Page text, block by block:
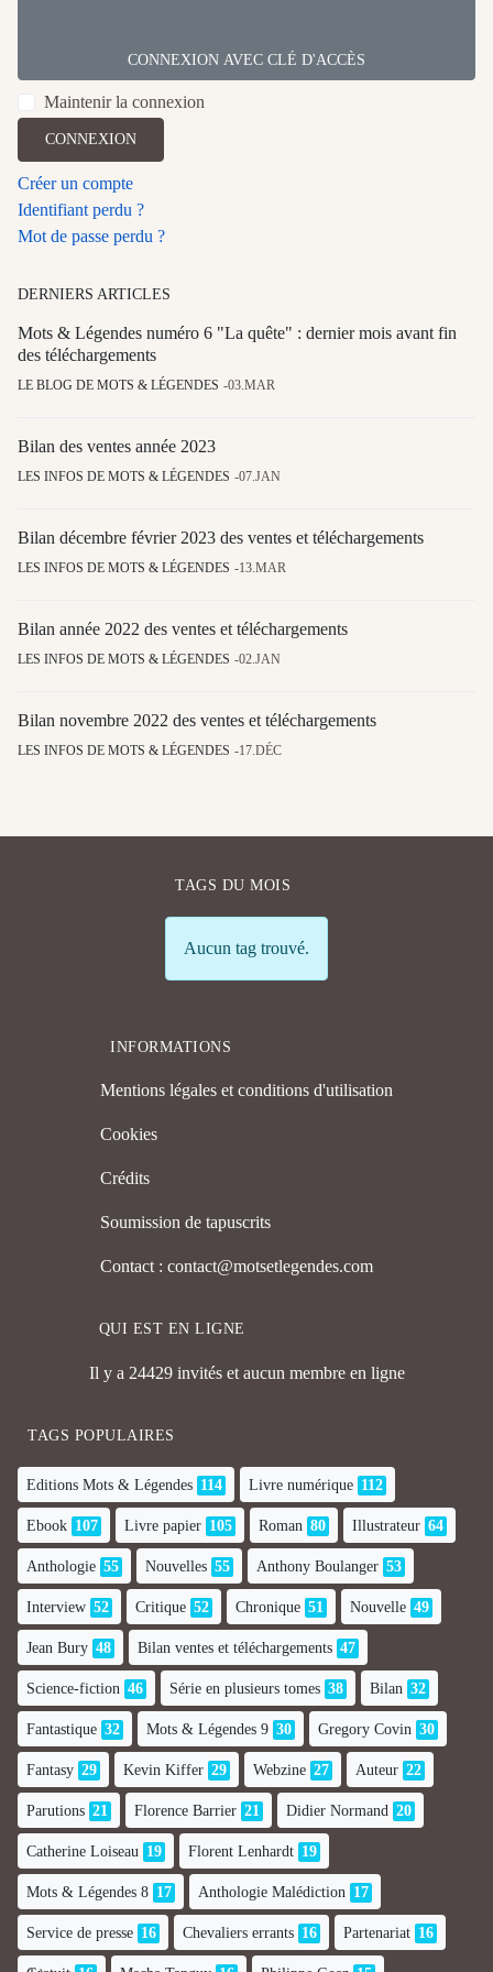
CONNEXION AVEC CLÉ D'ACCÈS
Maintenir la connexion
CONNEXION
Créer un compte
Identifiant perdu ?
Mot de passe perdu ?
DERNIERS ARTICLES
Mots & Légendes numéro 6 "La quête" : dernier mois avant fin
des téléchargements
LE BLOG DE MOTS & LÉGENDES 03.MAR
Bilan des ventes année 2023
LES INFOS DE MOTS & LÉGENDES 07.JAN
Bilan décembre février 2023 des ventes et téléchargements
LES INFOS DE MOTS & LÉGENDES 13.MAR
Bilan année 2022 des ventes et téléchargements
LES INFOS DE MOTS & LÉGENDES 02.JAN
Bilan novembre 2022 des ventes et téléchargements
LES INFOS DE MOTS & LÉGENDES 17.DÉC
TAGS DU MOIS
Info
Aucun tag trouvé.
INFORMATIONS
Mentions légales et conditions d'utilisation
Cookies
Crédits
Soumission de tapuscrits
Contact : contact@motsetlegendes.com
QUI EST EN LIGNE
Il y a 24429 invités et aucun membre en ligne
TAGS POPULAIRES
Editions Mots & Légendes 114 Livre numérique 112
Ebook 107 Livre papier 105 Roman 80 Illustrateur 64
Anthologie 55 Nouvelles 55 Anthony Boulanger 53
Interview 52 Critique 52 Chronique 51 Nouvelle 49
Jean Bury 48 Bilan ventes et téléchargements 47
Science-fiction 46 Série en plusieurs tomes 38 Bilan 32
Fantastique 32 Mots & Légendes 9 30 Gregory Covin 30
Fantasy 29 Kevin Kiffer 29 Webzine 27 Auteur 22
Parutions 21 Florence Barrier 21 Didier Normand 20
Catherine Loiseau 19 Florent Lenhardt 19
Mots & Légendes 8 17 Anthologie Malédiction 17
Service de presse 16 Chevaliers errants 16 Partenariat 16